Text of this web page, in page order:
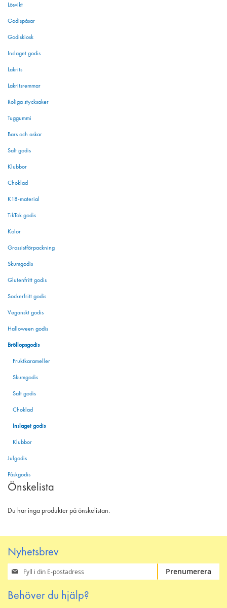
Lösvikt
Godispåsar
Godiskiosk
Inslaget godis
Lakrits
Lakritsremmar
Roliga stycksaker
Tuggummi
Bars och askar
Salt godis
Klubbor
Choklad
K18-material
TikTok godis
Kolor
Grossistförpackning
Skumgodis
Glutenfritt godis
Sockerfritt godis
Veganskt godis
Halloween godis
Bröllopsgodis
Fruktkarameller
Skumgodis
Salt godis
Choklad
Inslaget godis
Klubbor
Julgodis
Påskgodis
Önskelista
Du har inga produkter på önskelistan.
Nyhetsbrev
Prenumerera
på
nyhetsbrev
Prenumerera
Behöver du hjälp?